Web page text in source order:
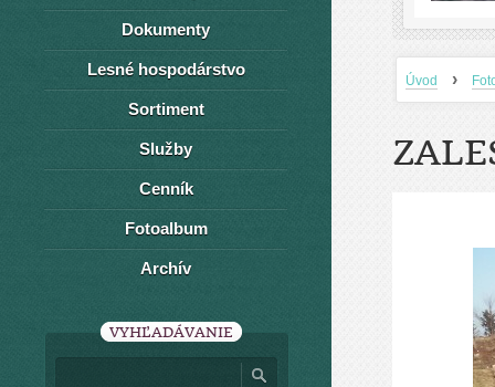
Úvod ›
Dokumenty
Lesné hospodárstvo
Sortiment
Služby
Cenník
Fotoalbum
Archív
VYHĽADÁVANIE